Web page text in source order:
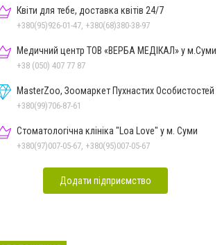
Квіти для тебе, доставка квітів 24/7
+380(95)926-01-47, +380(68)380-38-97
Медичний центр ТОВ «ВЕРБА МЕДІКАЛ» у м.Суми
+38 (050) 407 77 87
MasterZoo, Зоомаркет Пухнастих Особистостей
+380(99)706-87-61
Стоматологічна клініка "Loa Love" у м. Суми
+380(97)007-05-67, +380(95)007-05-67
Додати підприємство